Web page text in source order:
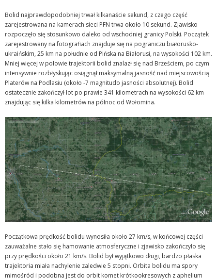
Bolid najprawdopodobniej trwał kilkanaście sekund, z czego część
zarejestrowana na kamerach sieci PFN trwa około 10 sekund. Zjawisko
rozpoczęło się stosunkowo daleko od wschodniej granicy Polski. Początek
zarejestrowany na fotografiach znajduje się na pograniczu białorusko-
ukraińskim, 25 km na południe od Pińska na Białorusi, na wysokości 102 km.
Mniej więcej w połowie trajektorii bolid znalazł się nad Brześciem, po czym
intensywnie rozbłyskując osiągnął maksymalną jasność nad miejscowością
Platerów na Podlasiu (około -7 magnitudo jasności absolutnej). Bolid
ostatecznie zakończył lot po prawie 341 kilometrach na wysokości 62 km
znajdując się kilka kilometrów na północ od Wołomina.
Początkowa prędkość bolidu wynosiła około 27 km/s, w końcowej części
zauważalne stało się hamowanie atmosferyczne i zjawisko zakończyło się
przy prędkości około 21 km/s. Bolid był wyjątkowo długi, bardzo płaska
trajektoria miała nachylenie zaledwie 5 stopni. Orbita bolidu ma spory
mimośród i podobna jest do orbit komet krótkookresowych z aphelium